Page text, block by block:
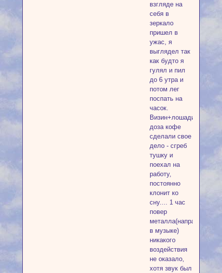
взгляде на
себя в
зеркало
пришел в
ужас, я
выглядел так
как будто я
гулял и пил
до 6 утра и
потом лег
поспать на
часок.
Визин+лошадиная
доза кофе
сделали свое
дело - сгреб
тушку и
поехал на
работу,
постоянно
клонит ко
сну.... 1 час
повер
металла(направление
в музыке)
никакого
воздействия
не оказало,
хотя звук был